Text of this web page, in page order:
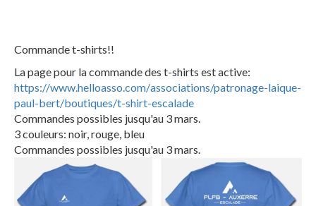
Commande t-shirts!!
La page pour la commande des t-shirts est active:
https://www.helloasso.com/associations/patronage-laique-
paul-bert/boutiques/t-shirt-escalade
Commandes possibles jusqu'au 3 mars.
3 couleurs: noir, rouge, bleu
Commandes possibles jusqu'au 3 mars.